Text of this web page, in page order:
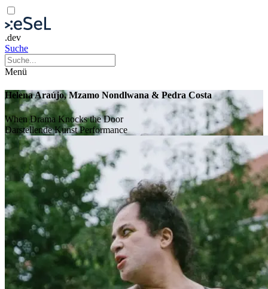
.dev
Suche
Menü
Helena Araújo, Mzamo Nondlwana & Pedra Costa
When Drama Knocks the Door
Darstellende KunstPerformance